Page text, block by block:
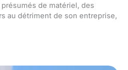
de matériel, des
au détriment de son entreprise,